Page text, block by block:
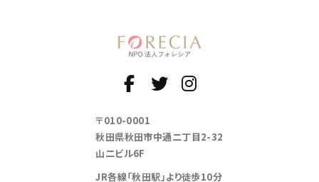
〒010-0001
秋田県秋田市中通二丁目2-32
山二ビル6F
JR各線「秋田駅」より徒歩10分